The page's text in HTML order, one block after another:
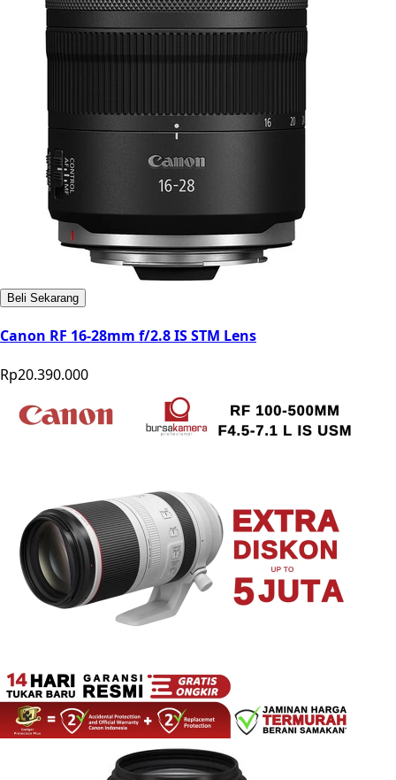
Beli Sekarang
Canon RF 16-28mm f/2.8 IS STM Lens
Rp20.390.000